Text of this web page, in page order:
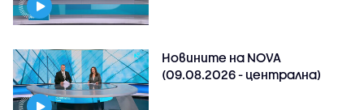
Новините на NOVA
(09.08.2026 - централна)